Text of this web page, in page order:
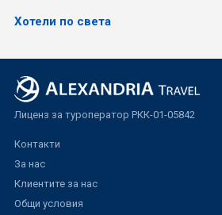
Хотели по света
Лиценз за туроператор РКК-01-05842
Контакти
За нас
Клиентите за нас
Общи условия